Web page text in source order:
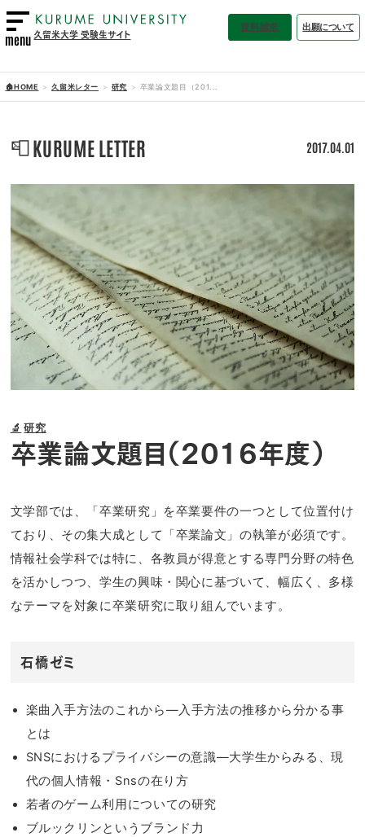
menu 久留米大学 受験生サイト
資料請求 出願について
🏠HOME 久留米レター 研究 卒業論文題目（201...
📮KURUME LETTER 2017.04.01
🔬 研究
卒業論文題目（2016年度）
文学部では、「卒業研究」を卒業要件の一つとして位置付け
ており、その集大成として「卒業論文」の執筆が必須です。
情報社会学科では特に、各教員が得意とする専門分野の特色
を活かしつつ、学生の興味・関心に基づいて、幅広く、多様
なテーマを対象に卒業研究に取り組んでいます。
石橋ゼミ
楽曲入手方法のこれから―入手方法の推移から分かる事
とは
SNSにおけるプライバシーの意識―大学生からみる、現
代の個人情報・Snsの在り方
若者のゲーム利用についての研究
ブルックリンというブランド力